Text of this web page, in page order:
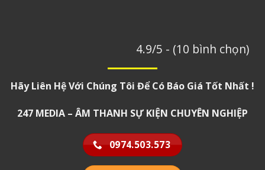
4.9/5 - (10 bình chọn)
Hãy Liên Hệ Với Chúng Tôi Để Có Báo Giá Tốt Nhất !
247 MEDIA – ÂM THANH SỰ KIỆN CHUYÊN NGHIỆP
0974.503.573